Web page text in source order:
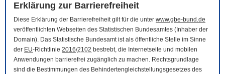
Erklärung zur Barrierefreiheit
Diese Erklärung der Barrierefreiheit gilt für die unter www.gbe-bund.de
veröffentlichten Webseiten des Statistischen Bundesamtes (Inhaber der
Domain). Das Statistische Bundesamt ist als öffentliche Stelle im Sinne
der EU-Richtlinie 2016/2102 bestrebt, die Internetseite und mobilen
Anwendungen barrierefrei zugänglich zu machen. Rechtsgrundlage
sind die Bestimmungen des Behindertengleichstellungsgesetzes des